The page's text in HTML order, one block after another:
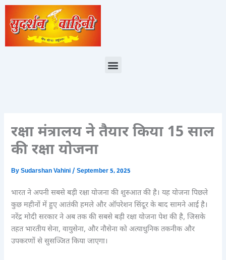
Skip
content
Menu
रक्षा मंत्रालय ने तैयार किया 15 साल
की रक्षा योजना
BySudarshan Vahini/September 5, 2025
भारत ने अपनी सबसे बड़ी रक्षा योजना की शुरुआत की है। यह योजना पिछले
कुछ महीनों में हुए आतंकी हमले और ऑपरेशन सिंदूर के बाद सामने आई है।
नरेंद्र मोदी सरकार ने अब तक की सबसे बड़ी रक्षा योजना पेश की है, जिसके
तहत भारतीय सेना, वायुसेना, और नौसेना को अत्याधुनिक तकनीक और
उपकरणों से सुसज्जित किया जाएगा।